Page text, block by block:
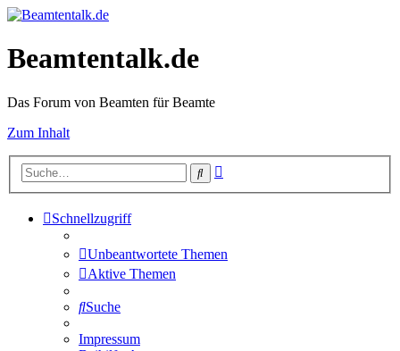
Beamtentalk.de
Das Forum von Beamten für Beamte
Zum Inhalt
Suche
Schnellzugriff
Unbeantwortete Themen
Aktive Themen
Suche
Impressum